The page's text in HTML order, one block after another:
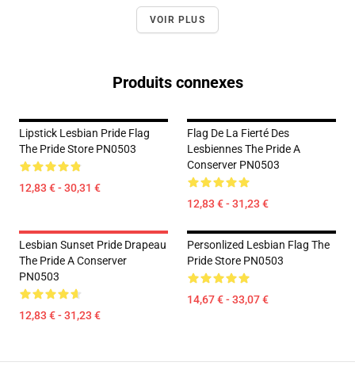
VOIR PLUS
Produits connexes
Lipstick Lesbian Pride Flag
The Pride Store PN0503
12,83 € - 30,31 €
Flag De La Fierté Des
Lesbiennes The Pride A
Conserver PN0503
12,83 € - 31,23 €
Lesbian Sunset Pride Drapeau
The Pride A Conserver
PN0503
12,83 € - 31,23 €
Personlized Lesbian Flag The
Pride Store PN0503
14,67 € - 33,07 €